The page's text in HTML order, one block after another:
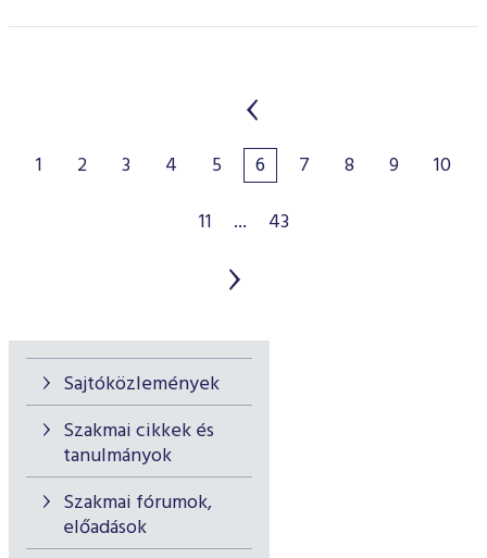
Sajtóközlemények
Szakmai cikkek és
tanulmányok
Szakmai fórumok,
előadások
1 2 3 4 5 6 7 8 9
10
11
... 43